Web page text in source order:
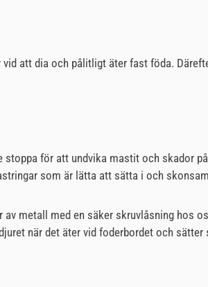
att dia och pålitligt äter fast föda.
för att undvika mastit och skador
som är lätta att sätta i och
metall med en säker skruvlåsning hos
när det äter vid foderbordet och